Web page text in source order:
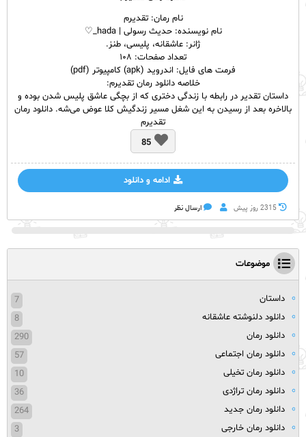
نامرمان: تقدیرم
نام نویسنده: حدیث رسولی | hada_♡
ژانر: عاشقانه، پلیسی، طنز.
تعداد صفحات: ۱۰۸
فرمت های فایل: اندروید (apk) کامپیوتر (pdf)
خلاصه دانلود رمان تقدیرم:
داستان تقدیر در رابطه با زندگی دختری که از بچگی عاشق پلیس شدن بوده و
بالاخره بعد از رسیدن به این شغل مسیر زندگیش کلا عوض می‌شه. دانلود رمان
تقدیرم
85
ادامه و دانلود
2315 روز پيش ارسال نظر
موضوعات
داستان
7
دانلود دلنوشته عاشقانه
8
دانلود رمان
290
دانلود رمان اجتماعی
57
دانلود رمان تخیلی
10
دانلود رمان تراژدی
36
دانلود رمان جدید
264
دانلود رمان خارجی
3